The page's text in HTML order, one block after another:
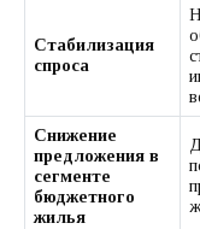
Стабилизация
спроса
Снижение
предложения в
сегменте
бюджетного
жилья